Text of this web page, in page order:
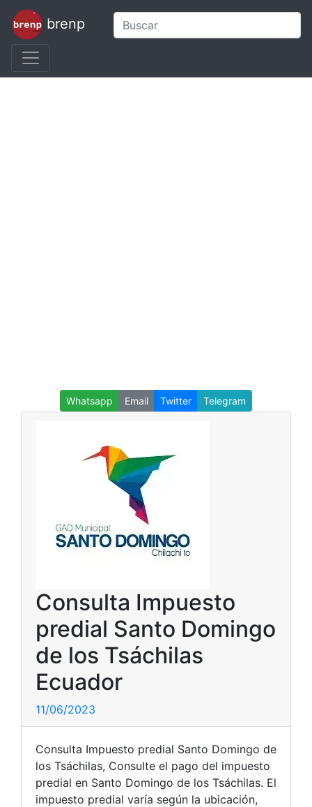
brenp
Whatsapp Email Twitter Telegram
Consulta Impuesto
predial Santo Domingo
de los Tsáchilas
Ecuador
11/06/2023
Consulta Impuesto predial Santo Domingo de
los Tsáchilas, Consulte el pago del impuesto
predial en Santo Domingo de los Tsáchilas. El
impuesto predial varía según la ubicación,